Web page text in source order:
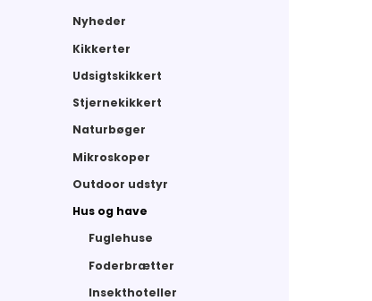
Nyheder
Kikkerter
Udsigtskikkert
Stjernekikkert
Naturbøger
Mikroskoper
Outdoor udstyr
Hus og have
Fuglehuse
Foderbrætter
Insekthoteller